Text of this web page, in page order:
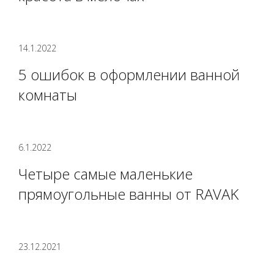
14.1.2022
5 ошибок в оформлении ванной
комнаты
6.1.2022
Четыре самые маленькие
прямоугольные ванны от RAVAK
23.12.2021